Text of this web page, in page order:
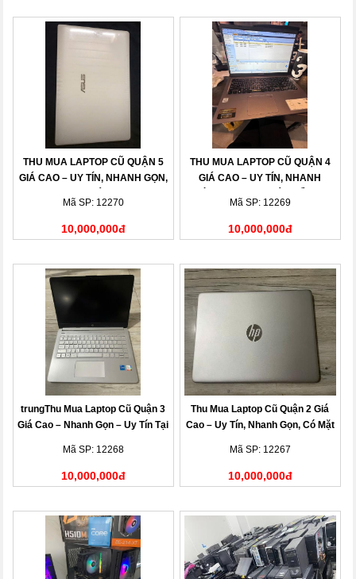
THU MUA LAPTOP CŨ QUẬN 5
GIÁ CAO – UY TÍN, NHANH GỌN,
Mã SP: 12270
10,000,000đ
THU MUA LAPTOP CŨ QUẬN 4
GIÁ CAO – UY TÍN, NHANH
Mã SP: 12269
10,000,000đ
trungThu Mua Laptop Cũ Quận 3
Giá Cao – Nhanh Gọn – Uy Tín Tại
Mã SP: 12268
10,000,000đ
Thu Mua Laptop Cũ Quận 2 Giá
Cao – Uy Tín, Nhanh Gọn, Có Mặt
Mã SP: 12267
10,000,000đ